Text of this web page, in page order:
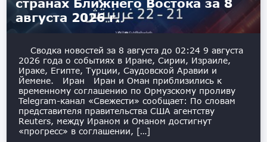
августа 2026 г.
Сводка новостей за 8 августа до 02:24 9 августа
2026 года о событиях в Иране, Сирии, Израиле,
Ираке, Египте, Турции, Саудовской Аравии и
Йемене. Иран Иран и Оман приблизились к
временному соглашению по Ормузскому проливу
Telegram-канал «Свежести» сообщает: По словам
представителя правительства США агентству
Reuters, между Ираном и Оманом достигнут
«прогресс» в соглашении, […]